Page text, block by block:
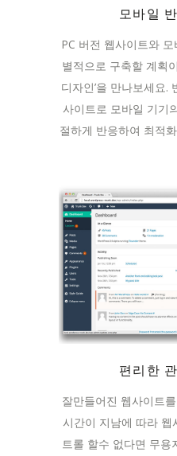
모바일
PC 버전 웹사이트와
별적으로 구축할 계획
디자인’을 만나보세요.
사이트로 모바일 기기
절하게 반응하여 최적
편리한
잘만들어진 웹사이트
시간이 지남에 따라 웹
트롤 할수 없다면 무용